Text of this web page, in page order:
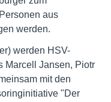
aus
werden.
werden HSV-
Marcell Jansen, Piotr
mit den
"Der